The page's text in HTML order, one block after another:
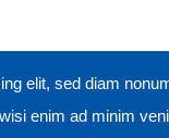
elit, sed diam
enim ad minim